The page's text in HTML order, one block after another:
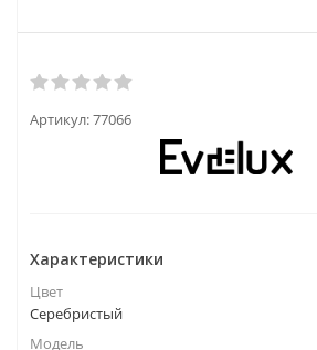
Артикул:77066
Характеристики
Цвет
Серебристый
Модель